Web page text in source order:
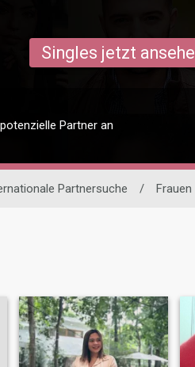
Singles jetzt
Partner an
Partnersuche / Frauen